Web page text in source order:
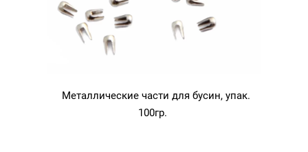
Металлические части для бусин, упак.
100гр.